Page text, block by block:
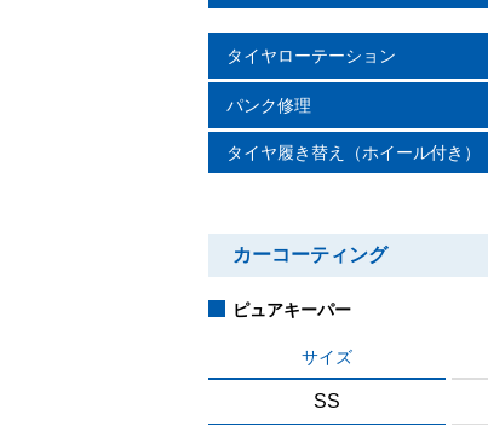
タイヤローテーション
パンク修理
タイヤ履き替え（ホイール付き）
カーコーティング
ピュアキーパー
サイズ
SS